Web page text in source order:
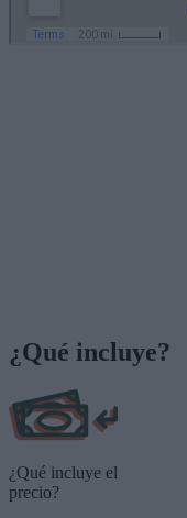
¿Qué incluye?
¿Qué incluye el
precio?